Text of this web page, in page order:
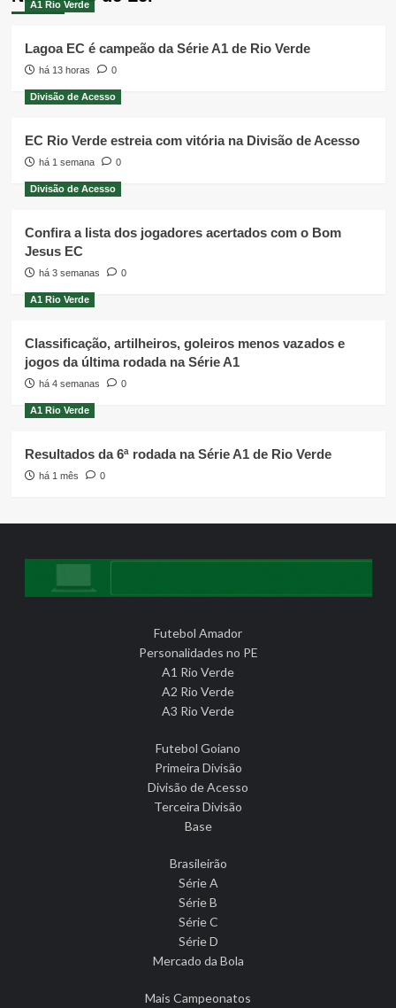
A1 Rio Verde
Lagoa EC é campeão da Série A1 de Rio Verde
há 13 horas 0
Divisão de Acesso
EC Rio Verde estreia com vitória na Divisão de Acesso
há 1 semana 0
Divisão de Acesso
Confira a lista dos jogadores acertados com o Bom
Jesus EC
há 3 semanas 0
A1 Rio Verde
Classificação, artilheiros, goleiros menos vazados e
jogos da última rodada na Série A1
há 4 semanas 0
A1 Rio Verde
Resultados da 6ª rodada na Série A1 de Rio Verde
há 1 mês 0
Futebol Amador
Personalidades no PE
A1 Rio Verde
A2 Rio Verde
A3 Rio Verde
Futebol Goiano
Primeira Divisão
Divisão de Acesso
Terceira Divisão
Base
Brasileirão
Série A
Série B
Série C
Série D
Mercado da Bola
Mais Campeonatos